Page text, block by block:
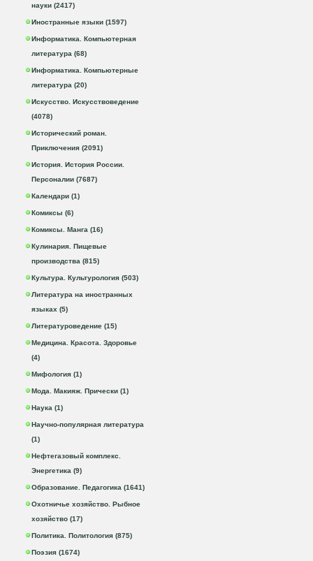
науки (2417)
Иностранные языки (1597)
Информатика. Компьютерная
литература (68)
Информатика. Компьютерные
литература (20)
Искусство. Искусствоведение
(4078)
Исторический роман.
Приключения (2091)
История. История России.
Персоналии (7687)
Календари (1)
Комиксы (6)
Комиксы. Манга (16)
Кулинария. Пищевые
производства (815)
Культура. Культурология (503)
Литература на иностранных
языках (5)
Литературоведение (15)
Медицина. Красота. Здоровье
(4)
Мифология (1)
Мода. Макияж. Прически (1)
Наука (1)
Научно-популярная литература
(1)
Нефтегазовый комплекс.
Энергетика (9)
Образование. Педагогика (1641)
Охотничье хозяйство. Рыбное
хозяйство (17)
Политика. Политология (875)
Поэзия (1674)